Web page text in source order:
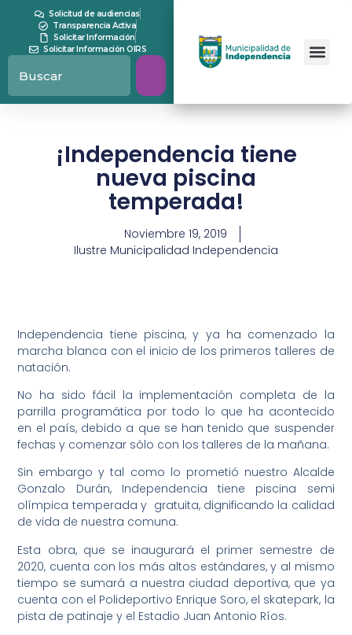
Solicitud de audiencias
Transparencia Activa
Solicitar Información
Solicitar Información OIRS
¡Independencia tiene
nueva piscina
temperada!
Noviembre 19, 2019
Ilustre Municipalidad Independencia
Independencia tiene piscina, y ya ha comenzado la
marcha blanca con el inicio de los primeros talleres de
natación.
No ha sido fácil la implementación completa de la
parrilla programática por todo lo que ha acontecido
en el país, debido a que se han tenido que suspender
fechas y comenzar sólo con los talleres de la mañana.
Sin embargo y tal como lo prometió nuestro Alcalde
Gonzalo Durán, Independencia tiene piscina semi
olímpica temperada y gratuita, dignificando la calidad
de vida de nuestra comuna.
Esta obra, que se inaugurará el primer semestre de
2020, cuenta con los más altos estándares, y al mismo
tiempo se sumará a nuestra ciudad deportiva, que ya
cuenta con el Polideportivo Enrique Soro, el skatepark, la
pista de patinaje y el Estadio Juan Antonio Ríos.